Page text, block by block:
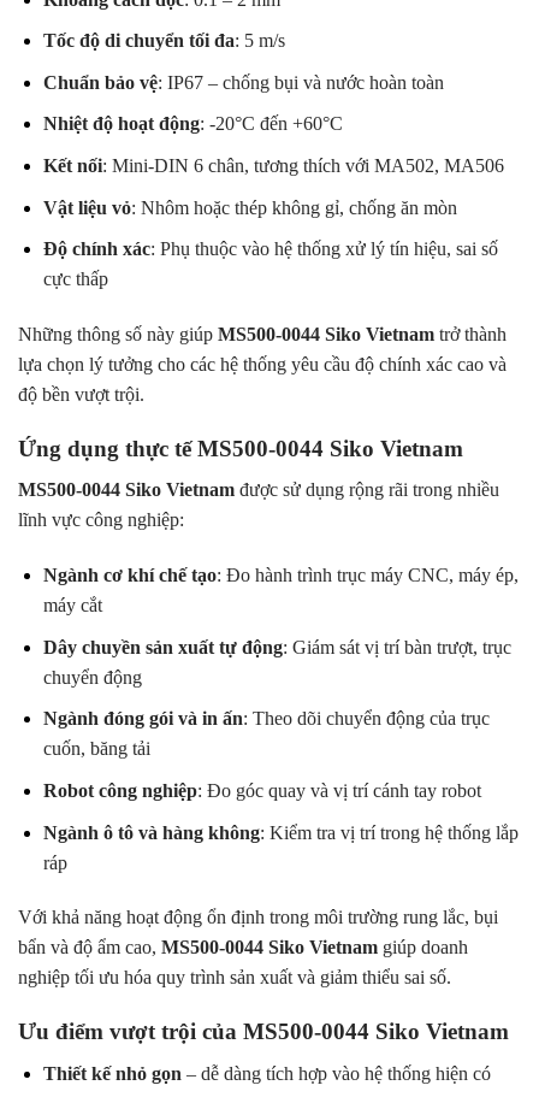
Tốc độ di chuyển tối đa: 5 m/s
Chuẩn bảo vệ: IP67 – chống bụi và nước hoàn toàn
Nhiệt độ hoạt động: -20°C đến +60°C
Kết nối: Mini-DIN 6 chân, tương thích với MA502, MA506
Vật liệu vỏ: Nhôm hoặc thép không gỉ, chống ăn mòn
Độ chính xác: Phụ thuộc vào hệ thống xử lý tín hiệu, sai số
cực thấp
Những thông số này giúp MS500-0044 Siko Vietnam trở thành
lựa chọn lý tưởng cho các hệ thống yêu cầu độ chính xác cao và
độ bền vượt trội.
Ứng dụng thực tế MS500-0044 Siko Vietnam
MS500-0044 Siko Vietnam được sử dụng rộng rãi trong nhiều
lĩnh vực công nghiệp:
Ngành cơ khí chế tạo: Đo hành trình trục máy CNC, máy ép,
máy cắt
Dây chuyền sản xuất tự động: Giám sát vị trí bàn trượt, trục
chuyển động
Ngành đóng gói và in ấn: Theo dõi chuyển động của trục
cuốn, băng tải
Robot công nghiệp: Đo góc quay và vị trí cánh tay robot
Ngành ô tô và hàng không: Kiểm tra vị trí trong hệ thống lắp
ráp
Với khả năng hoạt động ổn định trong môi trường rung lắc, bụi
bẩn và độ ẩm cao, MS500-0044 Siko Vietnam giúp doanh
nghiệp tối ưu hóa quy trình sản xuất và giảm thiểu sai số.
Ưu điểm vượt trội của MS500-0044 Siko Vietnam
Thiết kế nhỏ gọn – dễ dàng tích hợp vào hệ thống hiện có